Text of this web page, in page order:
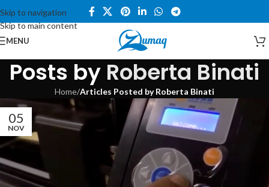
Skip to navigation
Skip to main content
MENU
Posts by Roberta Binati
Home/Articles Posted by Roberta Binati
05
NOV